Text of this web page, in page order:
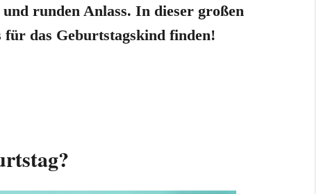
runden Anlass. In dieser großen
für das Geburtstagskind finden!